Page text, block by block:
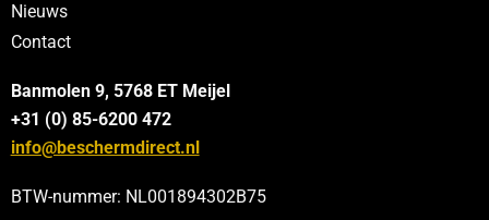
Nieuws
Contact
Banmolen 9, 5768 ET Meijel
+31 (0) 85-6200 472
info@beschermdirect.nl
BTW-nummer: NL001894302B75